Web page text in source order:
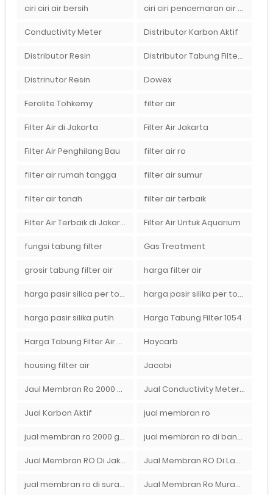
ciri ciri air bersih ciri ciri pencemaran air sumur bor di rumah
Conductivity Meter Distributor Karbon Aktif
Distributor Resin Distributor Tabung Filter Air FRP1054 di Bandung
Distrinutor Resin Dowex
Ferolite Tohkemy filter air
Filter Air di Jakarta Filter Air Jakarta
Filter Air Penghilang Bau filter air ro
filter air rumah tangga filter air sumur
filter air tanah filter air terbaik
Filter Air Terbaik di Jakarta Filter Air Untuk Aquarium
fungsi tabung filter Gas Treatment
grosir tabung filter air harga filter air
harga pasir silica per ton per kg harga pasir silika per ton per kg
harga pasir silika putih Harga Tabung Filter 1054
Harga Tabung Filter Air Sumur Haycarb
housing filter air Jacobi
Jaul Membran Ro 2000 GPD Harga Murah Jual Conductivity Meter Lutron
Jual Karbon Aktif jual membran ro
jual membran ro 2000 gpd murah jual membran ro di bandung
Jual Membran RO Di Jakarta Selatan Jual Membran RO Di Lampung
jual membran ro di surabaya Jual Membran Ro Murah : 082140002080